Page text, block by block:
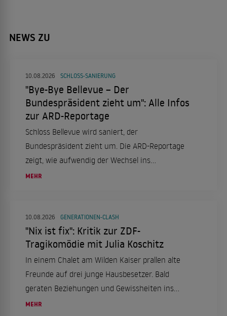
NEWS ZU
10.08.2026 SCHLOSS-SANIERUNG
"Bye-Bye Bellevue – Der
Bundespräsident zieht um": Alle Infos
zur ARD-Reportage
Schloss Bellevue wird saniert, der
Bundespräsident zieht um. Die ARD-Reportage
zeigt, wie aufwendig der Wechsel ins
Interimsquartier ist.
MEHR
10.08.2026 GENERATIONEN-CLASH
"Nix ist fix": Kritik zur ZDF-
Tragikomödie mit Julia Koschitz
In einem Chalet am Wilden Kaiser prallen alte
Freunde auf drei junge Hausbesetzer. Bald
geraten Beziehungen und Gewissheiten ins
Wanken.
MEHR